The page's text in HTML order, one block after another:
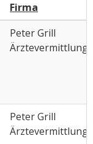
Firma
Peter Grill
Ärztevermittlung
Peter Grill
Ärztevermittlung